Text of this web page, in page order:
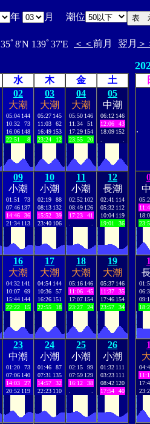
年 月 潮位
35ﾟ8'N 139ﾟ37'E ＜＜ 前月 翌月 ＞
水 木 金 土
02
大潮
05:04 144
10:32
73
16:06 148
22:51
8
03
大潮
05:27 145
11:03
62
16:49 153
23:24
12
04
大潮
05:50 146
11:34
51
17:29 154
23:55
20
05
中潮
06:12 146
12:06
43
18:09 152
09
小潮
01:51
73
07:46 137
14:46
36
21:34 113
10
小潮
02:19
88
08:13 132
15:52
39
23:40 106
11
小潮
02:52 102
08:49 126
17:23
41
12
長潮
02:41 114
05:32 112
10:04 119
19:01
36
16
大潮
04:32 141
10:07
69
15:44 144
22:22
15
17
大潮
04:54 144
10:36
57
16:26 151
22:55
18
18
大潮
05:16 146
11:06
45
17:07 154
23:27
24
19
大潮
05:37 146
11:37
35
17:46 154
23:57
34
23
中潮
01:20
73
07:06 140
14:03
27
20:52 119
24
小潮
01:46
87
07:31 135
14:57
32
22:23 110
25
小潮
02:15
99
07:59 129
16:12
38
26
小潮
01:32 111
03:23 111
08:42 120
17:54
40
.